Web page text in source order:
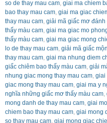
so de thay mau cam, giai ma chiem
bao thay mau cam, giai ma giac
thay mau cam, giải mã giấc mơ đánh
thấy màu cam, giai ma giac mo
thấy màu cam, giai ma giac mong
lo de thay mau cam, giải mã giấc
thay mau cam, giai ma nhung diem
giấc chiêm bao thấy màu cam, giải
nhung giac mong thay mau cam, giai
giac mong thay mau cam, giai ma y
nghĩa những giấc mơ thấy màu cam,
mong danh de thay mau cam, giai
chiem bao thay mau cam, giai mong
so thay mau cam, giai mong giac